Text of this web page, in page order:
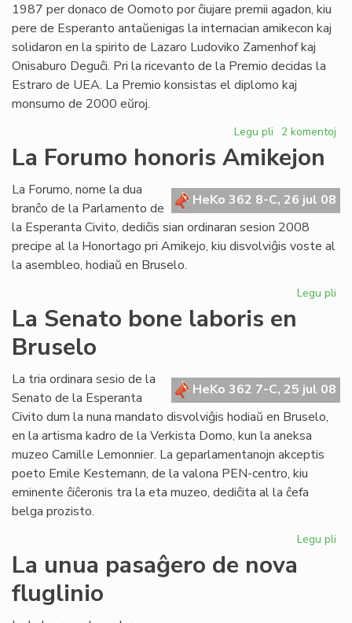
1987 per donaco de Oomoto por ĉiujare premii agadon, kiu
pere de Esperanto antaŭenigas la internacian amikecon kaj
solidaron en la spirito de Lazaro Ludoviko Zamenhof kaj
Onisaburo Deguĉi. Pri la ricevanto de la Premio decidas la
Estraro de UEA. La Premio konsistas el diplomo kaj
monsumo de 2000 eŭroj.
Legu pli pri
Premio
Deguĉi:
protesto
2 komentoj
La Forumo honoris Amikejon
HeKo 362 8-C, 26 jul 08
La Forumo, nome la dua
branĉo de la Parlamento de
la Esperanta Civito, dediĉis sian ordinaran sesion 2008
precipe al la Honortago pri Amikejo, kiu disvolviĝis voste al
la asembleo, hodiaŭ en Bruselo.
Legu pli
La Senato bone laboris en
Bruselo
HeKo 362 7-C, 25 jul 08
La tria ordinara sesio de la
Senato de la Esperanta
Civito dum la nuna mandato disvolviĝis hodiaŭ en Bruselo,
en la artisma kadro de la Verkista Domo, kun la aneksa
muzeo Camille Lemonnier. La geparlamentanojn akceptis
poeto Emile Kestemann, de la valona PEN-centro, kiu
eminente ĉiĉeronis tra la eta muzeo, dediĉita al la ĉefa
belga prozisto.
Legu pli
La unua pasaĝero de nova
fluglinio